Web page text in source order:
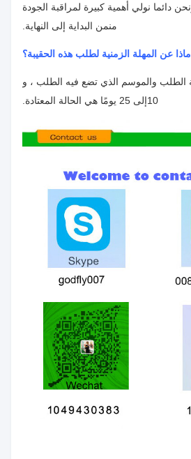
دائما نولي أهمية كبيرة لمراقبة الجودة
منمن البداية إلى النهاية.
الطلب والموسم الذي تضع فيه الطلب ، و
10إلى 25 يومًا هي الحالة المعتادة.